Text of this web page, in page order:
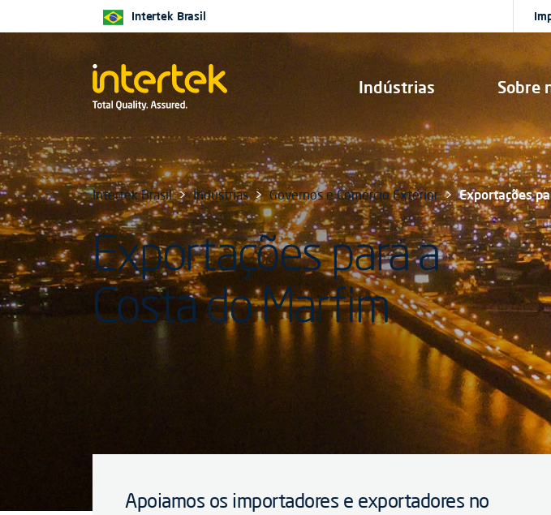
Indústrias Sobre
Intertek Brasil
Intertek Brasil Indústrias Governos e Comércio Exterior Exportações
Exportações para a
Costa do Marfim
Apoiamos os importadores e exportadores no